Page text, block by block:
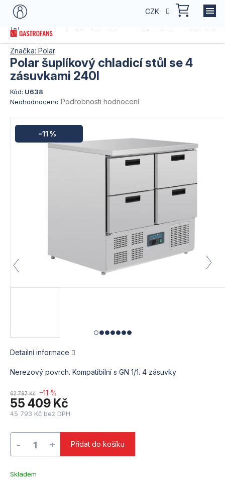
Přejít
CZK
Domů
Kategorie zboží Chladící a mrazící technika Chladicí a
Značka: Polar
Polar šuplíkový chladicí stůl se 4
zásuvkami 240l
Kód: U638
Průměrné
0,0
Neohodnoceno Podrobnosti hodnocení
–11 %
62 797 Kč –11 %
55 409 Kč
45 793 Kč bez DPH
cena:
Skladem
Přidat do košíku
Nerezový povrch. Kompatibilní s GN 1/1. 4 zásuvky
Detailní informace